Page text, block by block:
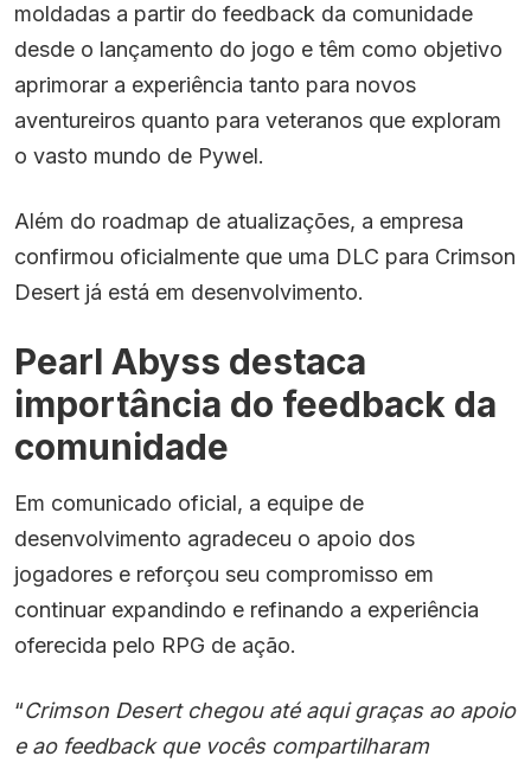
moldadas a partir do feedback da comunidade
desde o lançamento do jogo e têm como objetivo
aprimorar a experiência tanto para novos
aventureiros quanto para veteranos que exploram
o vasto mundo de Pywel.
Além do roadmap de atualizações, a empresa
confirmou oficialmente que uma DLC para Crimson
Desert já está em desenvolvimento.
Pearl Abyss destaca
importância do feedback da
comunidade
Em comunicado oficial, a equipe de
desenvolvimento agradeceu o apoio dos
jogadores e reforçou seu compromisso em
continuar expandindo e refinando a experiência
oferecida pelo RPG de ação.
“Crimson Desert chegou até aqui graças ao apoio
e ao feedback que vocês compartilharam